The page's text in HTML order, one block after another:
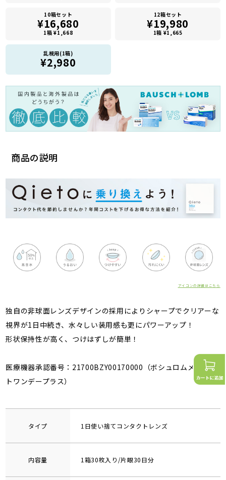
商品の説明
アイコンの詳細はこちら
独自の非球面レンズデザインの採用によりシャープでクリアーな
視界が1日中続き、水々しい装用感も更にパワーアップ！
形状保持性が高く、つけはずしが簡単！
医療機器承認番号：21700BZY00170000（ボシュロムメダリス
トワンデープラス）
タイプ 1日使い捨てコンタクトレンズ
内容量 1箱30枚入り/片眼30日分
10箱セット
¥16,680
1箱 ¥1,668
12箱セット
¥19,980
1箱 ¥1,665
乱視用(1箱)
¥2,980